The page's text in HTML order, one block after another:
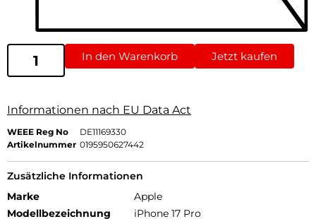
In den Warenkorb Jetzt kaufen
Informationen nach EU Data Act
WEEE Reg No
DE11169330
Artikelnummer 0195950627442
Zusätzliche Informationen
Marke
Apple
Modellbezeichnung
iPhone 17 Pro